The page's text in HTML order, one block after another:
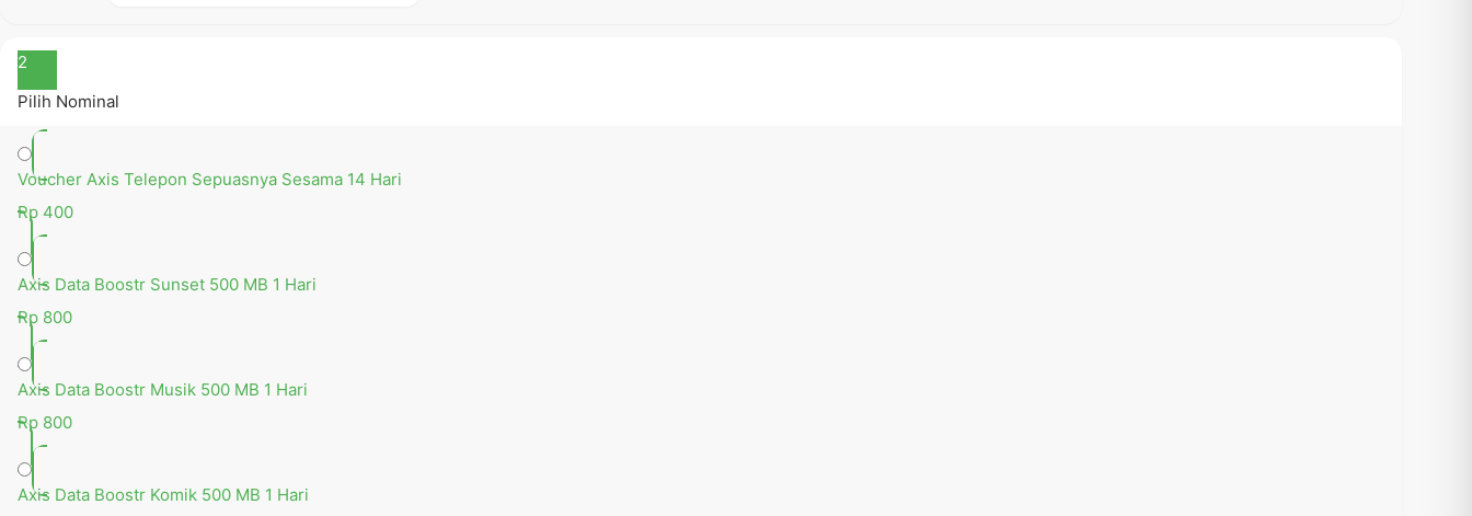
2
Pilih Nominal
Voucher Axis Telepon Sepuasnya Sesama 14 Hari
Rp 400
Axis Data Boostr Sunset 500 MB 1 Hari
Rp 800
Axis Data Boostr Musik 500 MB 1 Hari
Rp 800
Axis Data Boostr Komik 500 MB 1 Hari